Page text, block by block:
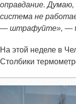
оправдание.
система не
— штрафуйте», —
На этой неделе в
Столбики